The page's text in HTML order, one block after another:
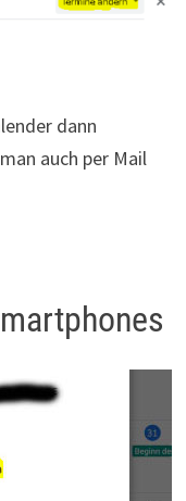
dann
auch per Mail